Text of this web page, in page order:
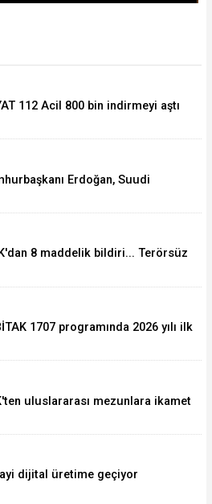
112 Acil 800 bin indirmeyi aştı
Erdoğan, Suudi
8 maddelik bildiri... Terörsüz
1707 programında 2026 yılı ilk
uluslararası mezunlara ikamet
dijital üretime geçiyor